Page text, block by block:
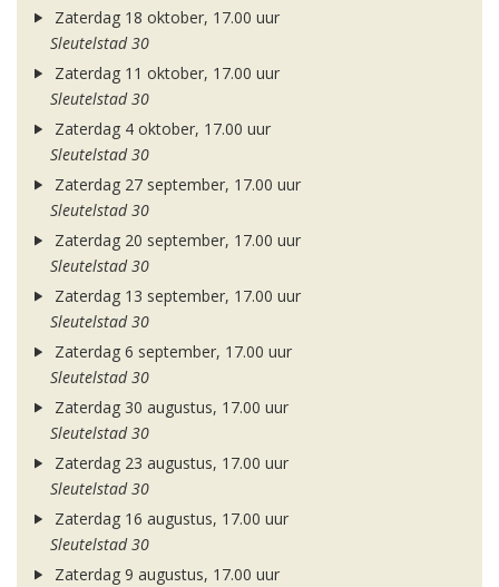
Zaterdag 18 oktober, 17.00 uur
Sleutelstad 30
Zaterdag 11 oktober, 17.00 uur
Sleutelstad 30
Zaterdag 4 oktober, 17.00 uur
Sleutelstad 30
Zaterdag 27 september, 17.00 uur
Sleutelstad 30
Zaterdag 20 september, 17.00 uur
Sleutelstad 30
Zaterdag 13 september, 17.00 uur
Sleutelstad 30
Zaterdag 6 september, 17.00 uur
Sleutelstad 30
Zaterdag 30 augustus, 17.00 uur
Sleutelstad 30
Zaterdag 23 augustus, 17.00 uur
Sleutelstad 30
Zaterdag 16 augustus, 17.00 uur
Sleutelstad 30
Zaterdag 9 augustus, 17.00 uur